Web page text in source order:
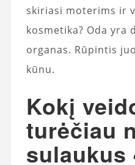
skiriasi moterims ir
kosmetika? Oda yra
organas. Rūpintis
kūnu.
Kokį
turėčiau
sulaukus